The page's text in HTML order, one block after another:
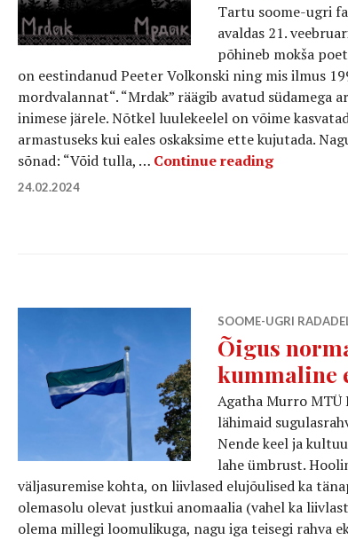
Tartu soome-ugri
avaldas 21.
põhineb mokša
on eestindanud Peeter Volkonski ning mis ilmus
mordvalannat“. “Mrdak” räägib avatud südamega
inimese järele. Nõtkel luulekeelel on võime
armastuseks kui eales oskaksime ette kujutada.
sõnad: “Võid tulla, … Continue readingTartu
24.02.2024
SOOME-UGRI
Õigus
kummaline
Agatha Murro MTÜ
lähimaid
Nende keel ja
lahe ümbrust.
väljasuremise kohta, on liivlased elujõulised ka
olemasolu olevat justkui anomaalia (vahel ka
olema millegi loomulikuga, nagu iga teisegi rahva